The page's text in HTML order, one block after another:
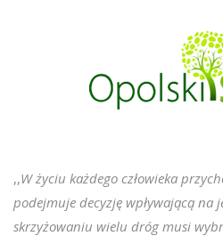
,,W życiu każdego człowieka
podejmuje decyzję wpływającą na
skrzyżowaniu wielu dróg musi